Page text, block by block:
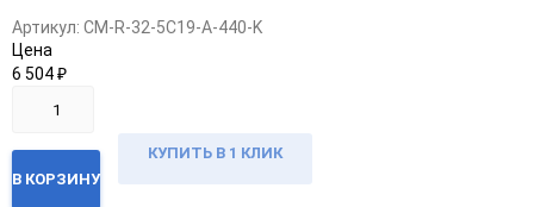
Артикул: CM-R-32-5C19-A-440-K
Цена
6 504₽
В КОРЗИНУ
КУПИТЬ В 1 КЛИК